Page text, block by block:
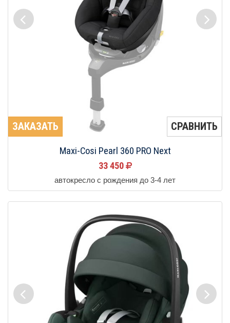
ЗАКАЗАТЬ СРАВНИТЬ
Maxi-Cosi Pearl 360 PRO Next
33 450
автокресло с рождения до 3-4 лет